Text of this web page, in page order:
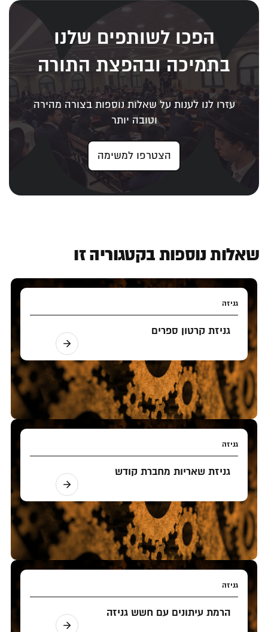
הפכו לשותפים שלנו
בתמיכה ובהפצת התורה
עזרו לנו לענות על שאלות נוספות בצורה מהירה
וטובה יותר
הצטרפו למשימה
שאלות נוספות בקטגוריה זו
גניזה
גניזת קרטון ספרים
גניזה
גניזת שאריות מחברת קודש
גניזה
הרמת עיתונים עם חשש גניזה